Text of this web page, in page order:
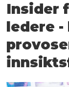
Insider
ledere